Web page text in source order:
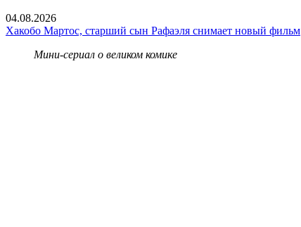
04.08.2026
Хакобо Мартос, старший сын Рафаэля снимает новый фильм
Мини-сериал о великом комике